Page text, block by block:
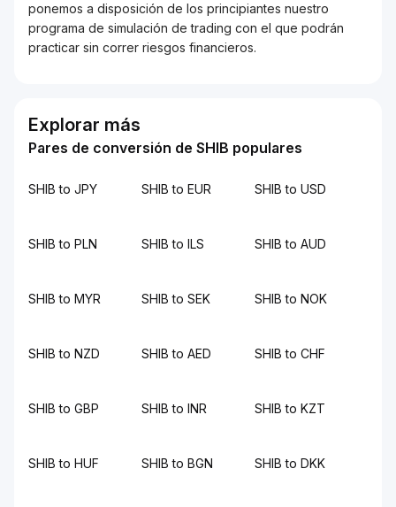
ponemos a disposición de los principiantes nuestro
programa de simulación de trading con el que podrán
practicar sin correr riesgos financieros.
Explorar más
Pares de conversión de SHIB populares
SHIB to JPY SHIB to EUR SHIB to USD
SHIB to PLN SHIB to ILS SHIB to AUD
SHIB to MYR SHIB to SEK SHIB to NOK
SHIB to NZD SHIB to AED SHIB to CHF
SHIB to GBP SHIB to INR SHIB to KZT
SHIB to HUF SHIB to BGN SHIB to DKK